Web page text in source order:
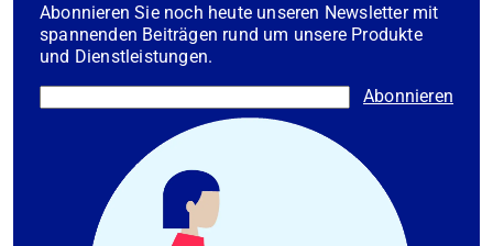
Abonnieren Sie noch heute unseren Newsletter mit
spannenden Beiträgen rund um unsere Produkte
und Dienstleistungen.
Abonnieren